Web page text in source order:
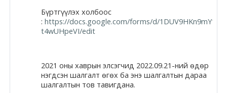
жишээ 2
Moodle
community
Бүртгүүлэх холбоос
: https://docs.google.com/forms/d/
t4wUHpeVI/edit
2021 оны хаврын элсэгчид 2022.09.21-ний өдөр
нэгдсэн шалгалт өгөх ба энэ шалгалтын дараа
шалгалтын тов тавигдана.